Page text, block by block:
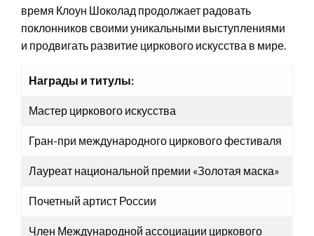
время Клоун Шоколад продолжает радовать
поклонников своими уникальными выступлениями
и продвигать развитие циркового искусства в мире.
Награды и титулы:
Мастер циркового искусства
Гран-при международного циркового фестиваля
Лауреат национальной премии «Золотая маска»
Почетный артист России
Член Международной ассоциации циркового